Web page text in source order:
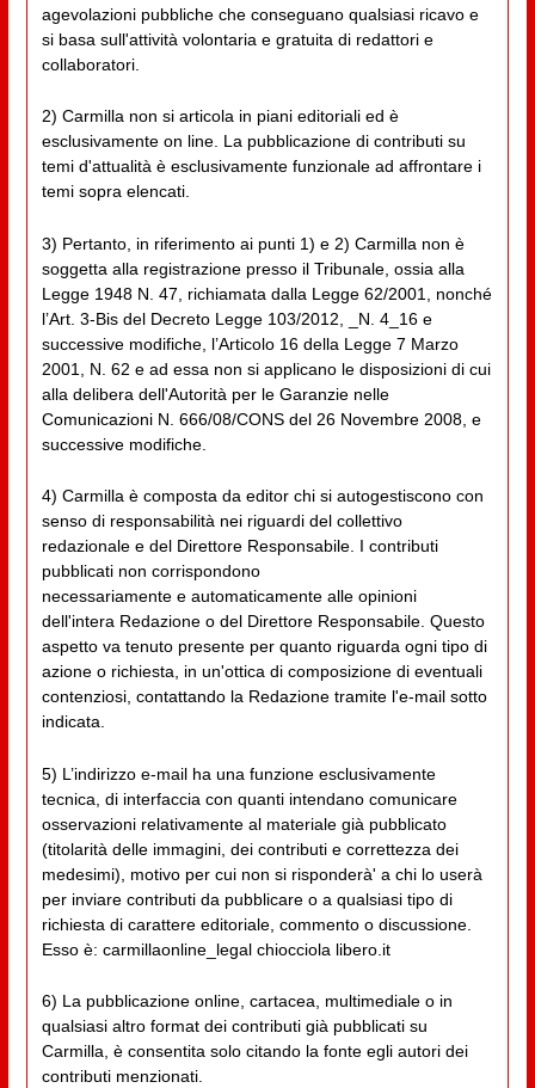
agevolazioni pubbliche che conseguano qualsiasi ricavo e
si basa sull'attività volontaria e gratuita di redattori e
collaboratori.
2) Carmilla non si articola in piani editoriali ed è
esclusivamente on line. La pubblicazione di contributi su
temi d'attualità è esclusivamente funzionale ad affrontare i
temi sopra elencati.
3) Pertanto, in riferimento ai punti 1) e 2) Carmilla non è
soggetta alla registrazione presso il Tribunale, ossia alla
Legge 1948 N. 47, richiamata dalla Legge 62/2001, nonché
l’Art. 3-Bis del Decreto Legge 103/2012, _N. 4_16 e
successive modifiche, l’Articolo 16 della Legge 7 Marzo
2001, N. 62 e ad essa non si applicano le disposizioni di cui
alla delibera dell'Autorità per le Garanzie nelle
Comunicazioni N. 666/08/CONS del 26 Novembre 2008, e
successive modifiche.
4) Carmilla è composta da editor chi si autogestiscono con
senso di responsabilità nei riguardi del collettivo
redazionale e del Direttore Responsabile. I contributi
pubblicati non corrispondono
necessariamente e automaticamente alle opinioni
dell'intera Redazione o del Direttore Responsabile. Questo
aspetto va tenuto presente per quanto riguarda ogni tipo di
azione o richiesta, in un'ottica di composizione di eventuali
contenziosi, contattando la Redazione tramite l'e-mail sotto
indicata.
5) L’indirizzo e-mail ha una funzione esclusivamente
tecnica, di interfaccia con quanti intendano comunicare
osservazioni relativamente al materiale già pubblicato
(titolarità delle immagini, dei contributi e correttezza dei
medesimi), motivo per cui non si risponderà' a chi lo userà
per inviare contributi da pubblicare o a qualsiasi tipo di
richiesta di carattere editoriale, commento o discussione.
Esso è: carmillaonline_legal chiocciola libero.it
6) La pubblicazione online, cartacea, multimediale o in
qualsiasi altro format dei contributi già pubblicati su
Carmilla, è consentita solo citando la fonte egli autori dei
contributi menzionati.